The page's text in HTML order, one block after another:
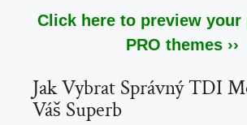
Click here to preview
PRO themes ››
Jak Vybrat Správný TDI
Váš Superb